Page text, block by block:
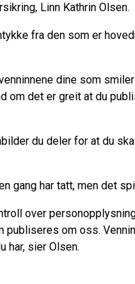
Linn Kathrin Olsen.
fra den som er
dine som
om det er greit at du
du deler for at du
gang har tatt, men det
over
om oss.
har, sier Olsen.